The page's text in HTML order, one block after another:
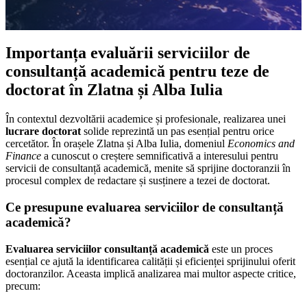
Importanța evaluării serviciilor de
consultanță academică pentru teze de
doctorat în Zlatna și Alba Iulia
În contextul dezvoltării academice și profesionale, realizarea unei
lucrare doctorat solide reprezintă un pas esențial pentru orice
cercetător. În orașele Zlatna și Alba Iulia, domeniul Economics and
Finance a cunoscut o creștere semnificativă a interesului pentru
servicii de consultanță academică, menite să sprijine doctoranzii în
procesul complex de redactare și susținere a tezei de doctorat.
Ce presupune evaluarea serviciilor de consultanță
academică?
Evaluarea serviciilor consultanță academică este un proces
esențial ce ajută la identificarea calității și eficienței sprijinului oferit
doctoranzilor. Aceasta implică analizarea mai multor aspecte critice,
precum: